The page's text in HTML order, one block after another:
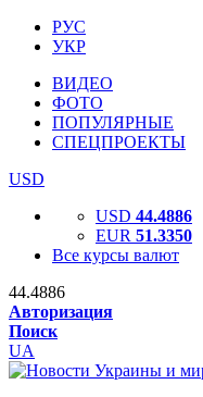
РУС
УКР
ВИДЕО
ФОТО
ПОПУЛЯРНЫЕ
СПЕЦПРОЕКТЫ
USD
USD 44.4886
EUR 51.3350
Все курсы валют
44.4886
Авторизация
Поиск
UA